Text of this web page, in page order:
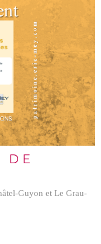
DE
Guyon et Le Grau-